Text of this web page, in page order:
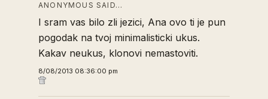
ANONYMOUS SAID…
I sram vas bilo zli jezici, Ana ovo ti je pun
pogodak na tvoj minimalisticki ukus.
Kakav neukus, klonovi nemastoviti.
8/08/2013 08:36:00 pm